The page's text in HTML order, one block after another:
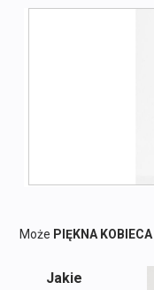
Może PIĘKNA KOBIECA
Jakie